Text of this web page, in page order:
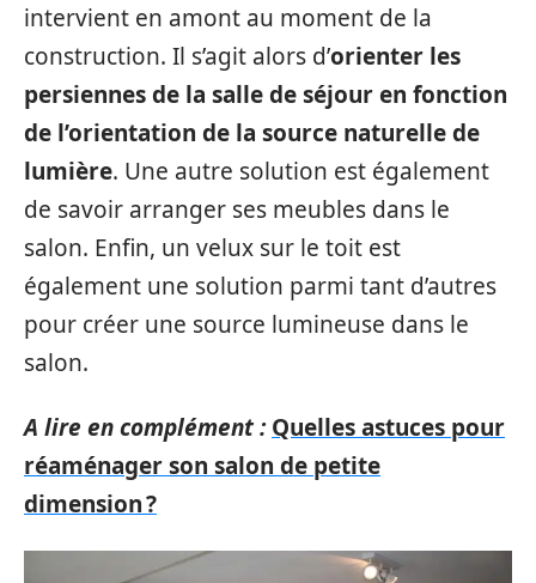
intervient en amont au moment de la
construction. Il s’agit alors d’orienter les
persiennes de la salle de séjour en fonction
de l’orientation de la source naturelle de
lumière. Une autre solution est également
de savoir arranger ses meubles dans le
salon. Enfin, un velux sur le toit est
également une solution parmi tant d’autres
pour créer une source lumineuse dans le
salon.
A lire en complément : Quelles astuces pour
réaménager son salon de petite
dimension ?